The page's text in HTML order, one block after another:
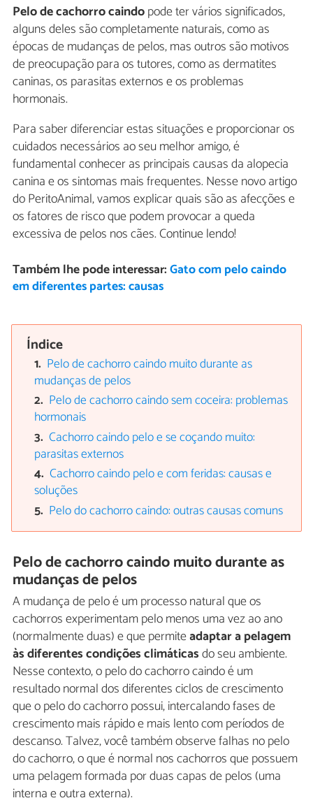
Pelo de cachorro caindopode ter vários significados,
alguns deles são completamente naturais, como as
épocas de mudanças de pelos, mas outros são motivos
de preocupação para os tutores, como as dermatites
caninas, os parasitas externos e os problemas
hormonais.
Para saber diferenciar estas situações e proporcionar os
cuidados necessários ao seu melhor amigo, é
fundamental conhecer as principais causas da alopecia
canina e os sintomas mais frequentes. Nesse novo artigo
do PeritoAnimal, vamos explicar quais são as afecções e
os fatores de risco que podem provocar a queda
excessiva de pelos nos cães. Continue lendo!
Também lhe pode interessar:Gato com pelo caindo
em diferentes partes: causas
Índice
Pelo de cachorro caindo muito durante as
mudanças de pelos
Pelo de cachorro caindo sem coceira: problemas
hormonais
Cachorro caindo pelo e se coçando muito:
parasitas externos
Cachorro caindo pelo e com feridas: causas e
soluções
Pelo do cachorro caindo: outras causas comuns
Pelo de cachorro caindo muito durante as
mudanças de pelos
A mudança de pelo é um processo natural que os
cachorros experimentam pelo menos uma vez ao ano
(normalmente duas) e que permiteadaptar a pelagem
às diferentes condições climáticasdo seu ambiente.
Nesse contexto, o pelo do cachorro caindo é um
resultado normal dos diferentes ciclos de crescimento
que o pelo do cachorro possui, intercalando fases de
crescimento mais rápido e mais lento com períodos de
descanso. Talvez, você também observe falhas no pelo
do cachorro, o que é normal nos cachorros que possuem
uma pelagem formada por duas capas de pelos (uma
interna e outra externa).